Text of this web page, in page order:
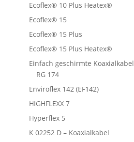
Ecoflex® 10 Plus Heatex®
Ecoflex® 15
Ecoflex® 15 Plus
Ecoflex® 15 Plus Heatex®
Einfach geschirmte Koaxialkabel
RG 174
Enviroflex 142 (EF142)
HIGHFLEXX 7
Hyperflex 5
K 02252 D – Koaxialkabel